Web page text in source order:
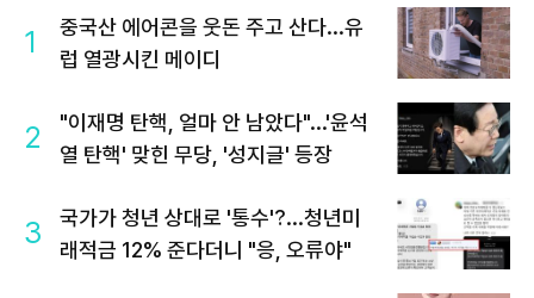
1
중국산 에어콘을 웃돈 주고 산다...유
럽 열광시킨 메이디
2
"이재명 탄핵, 얼마 안 남았다"...'윤석
열 탄핵' 맞힌 무당, '성지글' 등장
3
국가가 청년 상대로 '통수'?...청년미
래적금 12% 준다더니 "응, 오류야"